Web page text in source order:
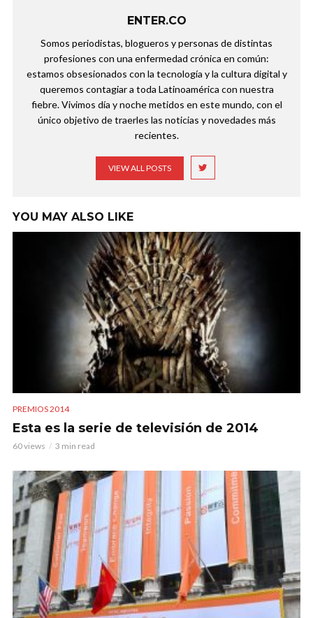
ENTER.CO
Somos periodistas, blogueros y personas de distintas
profesiones con una enfermedad crónica en común:
estamos obsesionados con la tecnología y la cultura digital y
queremos contagiar a toda Latinoamérica con nuestra
fiebre. Vivimos día y noche metidos en este mundo, con el
único objetivo de traerles las noticias y novedades más
recientes.
VIEW ALL POSTS
YOU MAY ALSO LIKE
PREMIOS 2014
Esta es la serie de televisión de 2014
60 views 3 min read